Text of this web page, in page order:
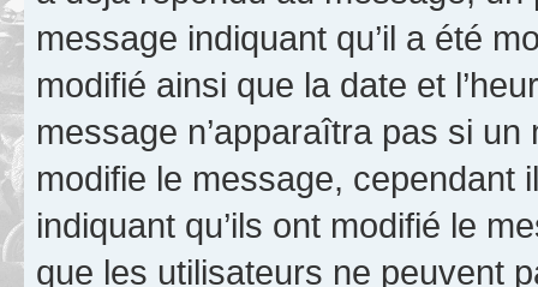
message indiquant qu’il a été
modifié ainsi que la date et
message n’apparaîtra pas si
modifie le message, cependant
indiquant qu’ils ont modifié le
que les utilisateurs ne peuvent